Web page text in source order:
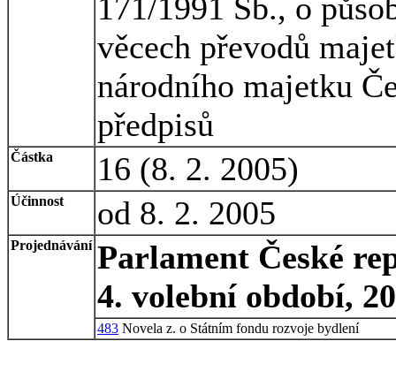
171/1991 Sb., o
věcech převodů
národního majetku
předpisů
Částka 16 (8. 2. 2005)
Účinnost od 8. 2. 2005
Projednávání Parlament České
4. volební období,
483 Novela z. o Státním fondu rozvoje bydlení